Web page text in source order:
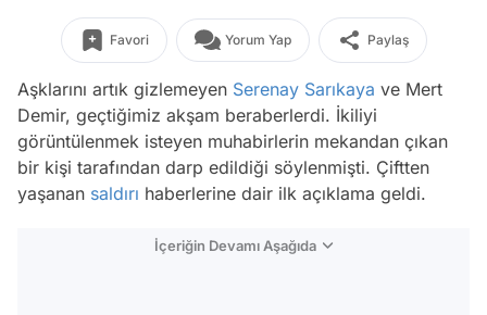
Favori Yorum Yap Paylaş
Aşklarını artık gizlemeyen Serenay Sarıkaya ve Mert
Demir, geçtiğimiz akşam beraberlerdi. İkiliyi
görüntülenmek isteyen muhabirlerin mekandan çıkan
bir kişi tarafından darp edildiği söylenmişti. Çiftten
yaşanan saldırı haberlerine dair ilk açıklama geldi.
İçeriğin Devamı Aşağıda